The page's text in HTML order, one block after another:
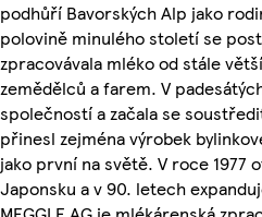
podhůří Bavorských Alp jako
polovině minulého století se
zpracovávala mléko od stále
zemědělců a farem. V
společností a začala se
přinesl zejména výrobek
jako první na světě. V roce 1977
Japonsku a v 90. letech